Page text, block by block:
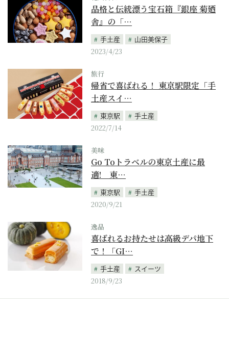
品格と伝統漂う宝石箱『銀座 菊廼
舎』の「…
手土産
山田美保子
2023/4/23
旅行
帰省で喜ばれる！ 東京駅限定「手
土産スイ…
東京駅
手土産
2022/7/14
美味
Go Toトラベルの東京土産に最
適! 東…
東京駅
手土産
2020/9/21
逸品
喜ばれるお持たせは高級デパ地下
で！「GI…
手土産
スイーツ
2018/9/23